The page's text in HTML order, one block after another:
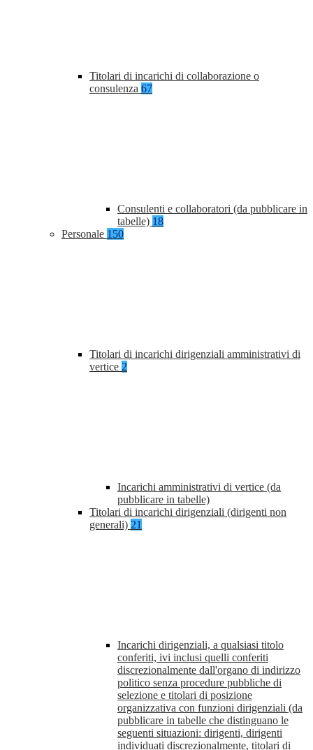
Titolari di incarichi di collaborazione o
consulenza 67
Consulenti e collaboratori (da pubblicare in
tabelle) 18
Personale 150
Titolari di incarichi dirigenziali amministrativi di
vertice 2
Incarichi amministrativi di vertice (da
pubblicare in tabelle)
Titolari di incarichi dirigenziali (dirigenti non
generali) 21
Incarichi dirigenziali, a qualsiasi titolo
conferiti, ivi inclusi quelli conferiti
discrezionalmente dall'organo di indirizzo
politico senza procedure pubbliche di
selezione e titolari di posizione
organizzativa con funzioni dirigenziali (da
pubblicare in tabelle che distinguano le
seguenti situazioni: dirigenti, dirigenti
individuati discrezionalmente, titolari di